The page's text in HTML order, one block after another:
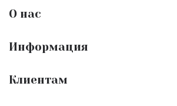
О нас
Информация
Клиентам